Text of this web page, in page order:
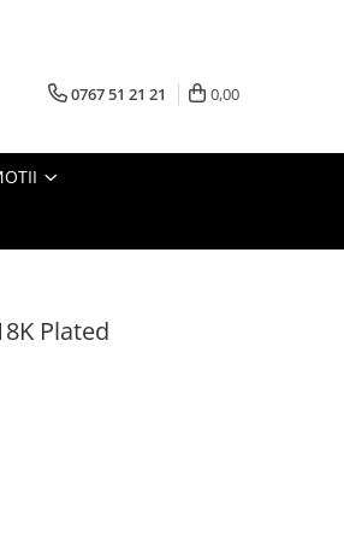
0767 51 21 21 0,00
Plated